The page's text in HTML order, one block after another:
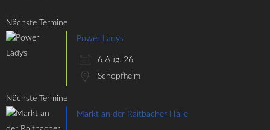
Nächste Termine
Power Ladys
6 Aug. 26
Schopfheim
Nächste Termine
Markt an der Raitbacher Halle